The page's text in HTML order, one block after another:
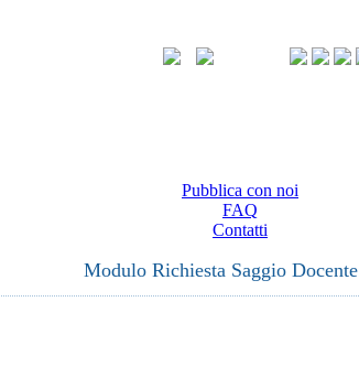
Pubblica con noi
FAQ
Contatti
Modulo Richiesta Saggio Docente